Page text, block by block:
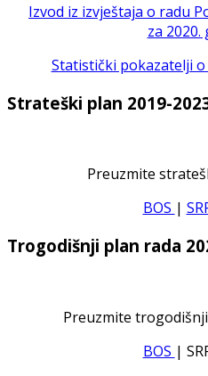
Izvod iz izvještaja o radu
za 2020.
Statistički pokazatelji
Strateški plan 2019-
Preuzmite
BOS |
Trogodišnji plan rada
Preuzmite
BOS |